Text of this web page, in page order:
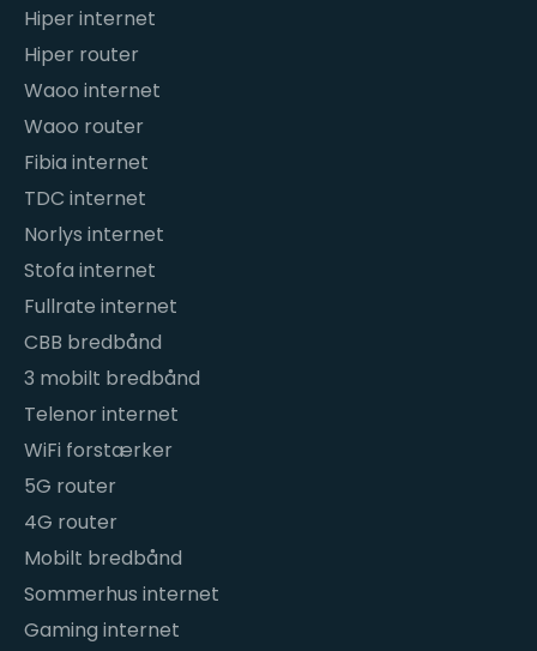
Hiper internet
Hiper router
Waoo internet
Waoo router
Fibia internet
TDC internet
Norlys internet
Stofa internet
Fullrate internet
CBB bredbånd
3 mobilt bredbånd
Telenor internet
WiFi forstærker
5G router
4G router
Mobilt bredbånd
Sommerhus internet
Gaming internet